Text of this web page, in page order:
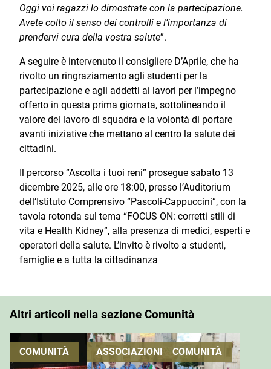
Oggi voi ragazzi lo dimostrate con la partecipazione.
Avete colto il senso dei controlli e l’importanza di
prendervi cura della vostra salute”.
A seguire è intervenuto il consigliere D’Aprile, che ha
rivolto un ringraziamento agli studenti per la
partecipazione e agli addetti ai lavori per l’impegno
offerto in questa prima giornata, sottolineando il
valore del lavoro di squadra e la volontà di portare
avanti iniziative che mettano al centro la salute dei
cittadini.
Il percorso “Ascolta i tuoi reni” prosegue sabato 13
dicembre 2025, alle ore 18:00, presso l’Auditorium
dell’Istituto Comprensivo “Pascoli-Cappuccini”, con la
tavola rotonda sul tema “FOCUS ON: corretti stili di
vita e Health Kidney”, alla presenza di medici, esperti e
operatori della salute. L’invito è rivolto a studenti,
famiglie e a tutta la cittadinanza
Altri articoli nella sezione Comunità
COMUNITÀ ASSOCIAZIONI COMUNITÀ